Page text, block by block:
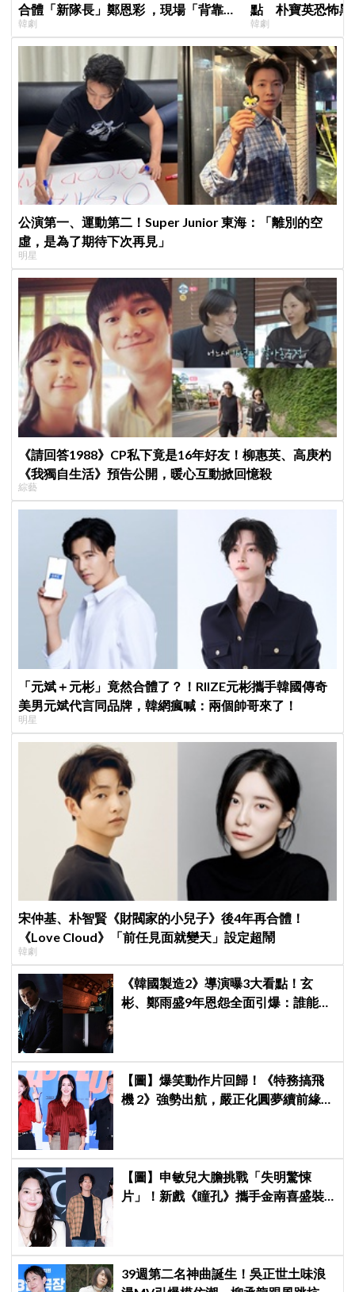
合體「新隊長」鄭恩彩 ，現場「背靠背
比槍」霸氣爆棚
韓劇
點 朴寶英恐怖黑
韓劇
公演第一、運動第二！Super Junior 東海：「離別的空
虛，是為了期待下次再見」
明星
《請回答1988》CP私下竟是16年好友！柳惠英、高庚杓
《我獨自生活》預告公開，暖心互動掀回憶殺
綜藝
「元斌＋元彬」竟然合體了？！RIIZE元彬攜手韓國傳奇
美男元斌代言同品牌，韓網瘋喊：兩個帥哥來了！
明星
宋仲基、朴智賢《財閥家的小兒子》後4年再合體！
《Love Cloud》「前任見面就變天」設定超鬧
韓劇
《韓國製造2》導演曝3大看點！玄
彬、鄭雨盛9年恩怨全面引爆：誰能活
【圖】爆笑動作片回歸！《特務搞飛
機 2》強勢出航，嚴正化圓夢續前緣、
【圖】申敏兒大膽挑戰「失明驚悚
片」！新戲《瞳孔》攜手金南喜盛裝
39週第二名神曲誕生！吳正世土味浪